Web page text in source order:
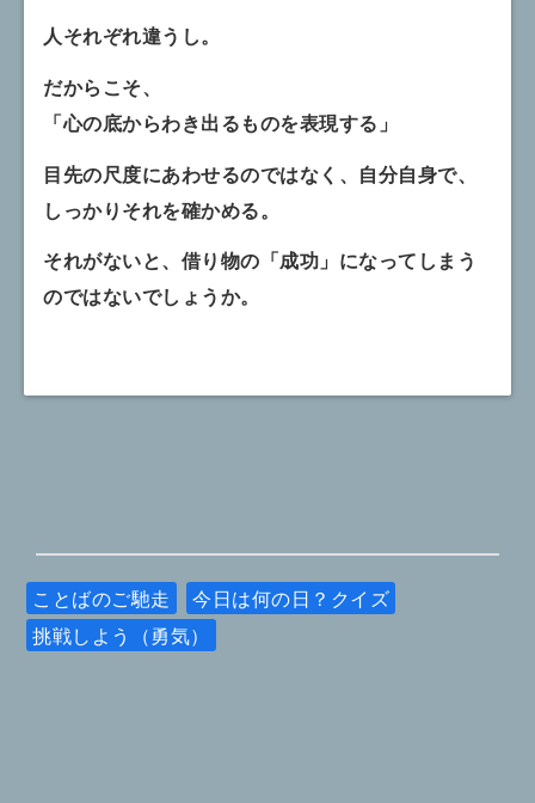
人それぞれ違うし。
だからこそ、
「心の底からわき出るものを表現する」
目先の尺度にあわせるのではなく、自分自身で、
しっかりそれを確かめる。
それがないと、借り物の「成功」になってしまう
のではないでしょうか。
ことばのご馳走
今日は何の日？クイズ
挑戦しよう（勇気）